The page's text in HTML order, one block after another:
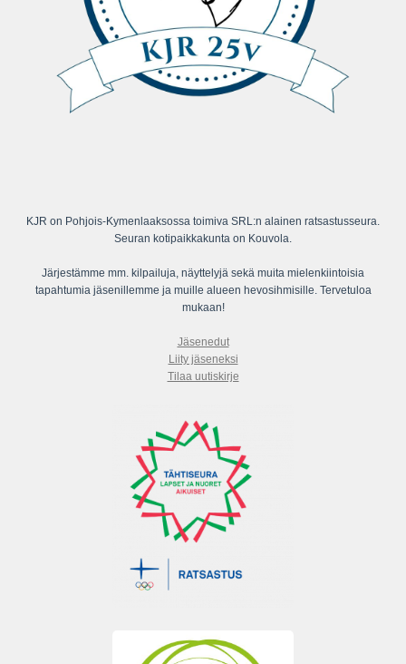
KJR on Pohjois-Kymenlaaksossa toimiva SRL:n alainen ratsastusseura.
Seuran kotipaikkakunta on Kouvola.
Järjestämme mm. kilpailuja, näyttelyjä sekä muita mielenkiintoisia
tapahtumia jäsenillemme ja muille alueen hevosihmisille. Tervetuloa
mukaan!
Jäsenedut
Liity jäseneksi
Tilaa uutiskirje